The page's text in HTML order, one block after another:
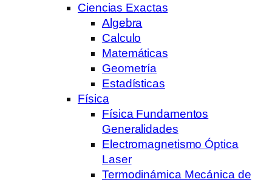
Ciencias Exactas
Algebra
Calculo
Matemáticas
Geometría
Estadísticas
Física
Física Fundamentos
Generalidades
Electromagnetismo Óptica
Laser
Termodinámica Mecánica de